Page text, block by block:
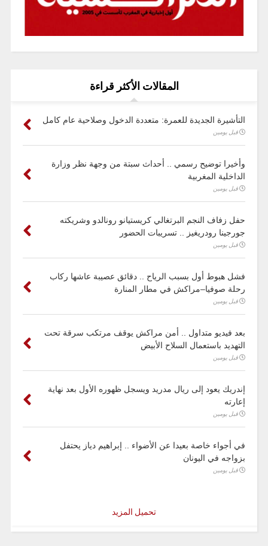
المقالات الأكثر قراءة
التأشيرة الجديدة للعمرة: متعددة الدخول وصلاحية عام كامل
قبل يومين
وأخيرا توضيح رسمي .. أحداث سبتة من وجهة نظر وزارة
الداخلية المغربية
قبل يومين
حفل زفاف النجم البرتغالي كريستيانو رونالدو وشريكته
جورجينا رودريغيز .. تسريبات الحضور
قبل يومين
فشل هبوط أول بسبب الرياح .. دقائق عصيبة عاشها ركاب
رحلة صوفيا–مراكش في مطار المنارة
قبل يومين
بعد فيديو متداول .. أمن مراكش يوقف مرتكب سرقة تحت
التهديد باستعمال السلاح الأبيض
قبل يومين
إندريك يعود إلى ريال مدريد ويسجل ظهوره الأول بعد نهاية
إعارته
قبل يومين
في أجواء خاصة بعيدا عن الأضواء .. إبراهيم دياز يحتفل
بزواجه في اليونان
قبل يومين
تحميل المزيد